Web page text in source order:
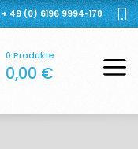
+ 49 (0) 6196 9994-178
0 Produkte
0,00 €